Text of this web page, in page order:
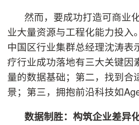
然而，要成功打造可商业
业大量资源与工程化能力投入
中国区行业集群总经理沈涛表
疗行业成功落地有三大关键因
量的数据基础；第二，找到合
景；第三，拥抱前沿科技如
数据制胜：构筑企业差异